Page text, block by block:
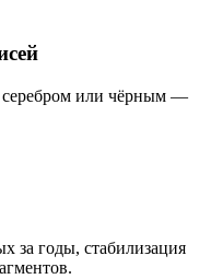
серебром или чёрным —
за годы, стабилизация